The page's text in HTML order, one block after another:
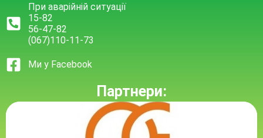
При аварійній ситуації
15-82
56-47-82
(067)110-11-73
Ми у Facebook
Партнери: